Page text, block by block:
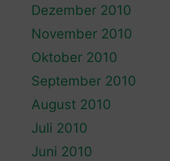
Dezember 2010
November 2010
Oktober 2010
September 2010
August 2010
Juli 2010
Juni 2010